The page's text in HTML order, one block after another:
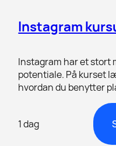
Instagram
Instagram har et stort
potentiale. På kurset
hvordan du benytter
strategisk og
platformens mange
1 dag